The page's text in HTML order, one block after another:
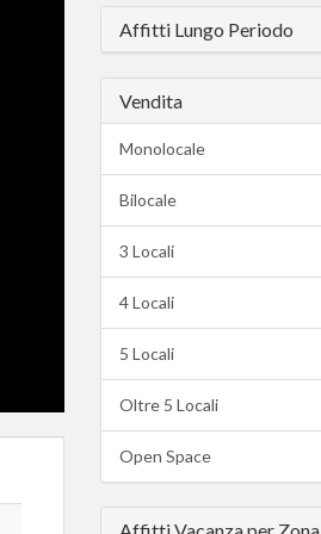
Affitti Lungo Periodo
Vendita
Monolocale
Bilocale
3 Locali
4 Locali
5 Locali
Oltre 5 Locali
Open Space